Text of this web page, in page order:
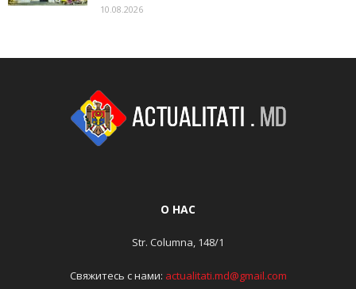
10.08.2026
О НАС
Str. Columna, 148/1
Свяжитесь с нами: actualitati.md@gmail.com